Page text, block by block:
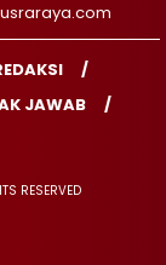
JAWAB
RESERVED